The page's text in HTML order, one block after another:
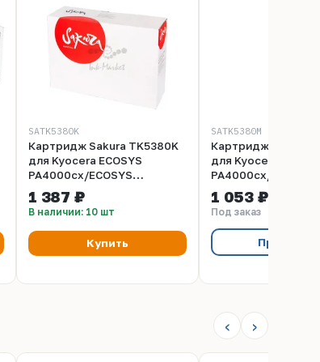
SATK5380K
Картридж Sakura TK5380K
для Kyocera ECOSYS
PA4000cx/ECOSYS
MA4000cix/ECOSYS
MA4000cifx, черный,
13000к.
1 387 ₽
В наличии: 10 шт
Купить
SATK5380M
Картридж Sakura
для Kyocera
PA4000cx/ECOSYS
MA4000cix/
MA4000cifx,
10000к.
1 053 ₽
Под заказ
‹ ›